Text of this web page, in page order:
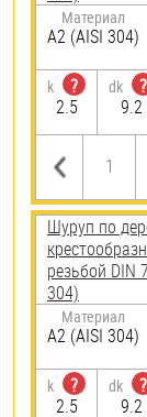
Материал
А2 (AISI 304)
k
?
2.5
dk
?
9.2
Шуруп по
резьбой DIN
304)
Материал
А2 (AISI 304)
k
?
2.5
dk
?
9.2